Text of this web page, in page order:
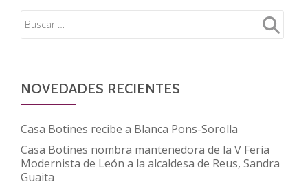
el
nacimiento
NOVEDADES RECIENTES
Casa Botines recibe a Blanca Pons-Sorolla
Casa Botines nombra mantenedora de la V Feria
Modernista de León a la alcaldesa de Reus, Sandra
Guaita